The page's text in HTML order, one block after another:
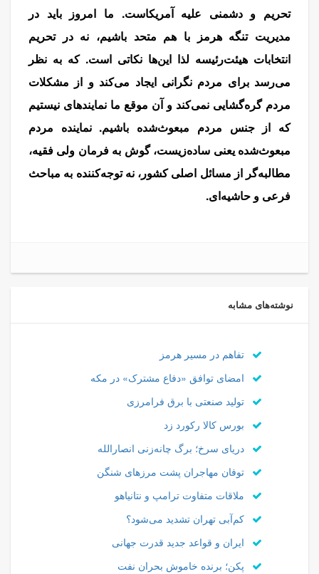
تحریم و دشمنی علیه آمریکاست. ما امروز باید در
مدیریت تنگه هرمز با هم متحد باشیم، نه در تحریم
انتخابات هیئت‌رئیسه لذا این‌ها نکاتی است. که به نظر
می‌رسد برای مردم نگرانی ایجاد می‌کند و از مشکلات
مردم گره‌گشایی نمی‌کند و آن موقع ما نمایندهای نیستیم
که از جنس مردم مبعوث‌شده باشیم. نماینده مردم
مبعوث‌شده یعنی ساده‌زیست، گوش به فرمان ولی فقیه،
مطالبه‌گر از مسائل اصلی کشور، نه توجه‌کننده به مباحث
فرعی و حاشیه‌ای.
نوشته‌های مشابه
تفاهم در مسیر هرمز
امضای توافق «دفاع مشترک» در مکه
تولید صنعتی با برق فرامرزی
بورس کالا رکورد زد
دریای سرخ؛ برگ چانه‌زنی انصارالله
توفان مهاجران پشت مرزهای شنگن
ملاقات متفاوت ترامپ و نتانیاهو
کم‌آبی تهران تشدید می‌شود؟
ایران و قواعد جدید قدرت جهانی
پکن؛ برنده خاموش بحران نفت